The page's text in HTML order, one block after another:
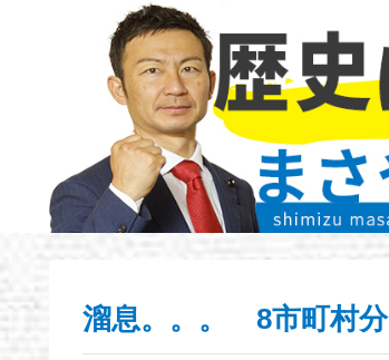
溜息。。。 8市町村分